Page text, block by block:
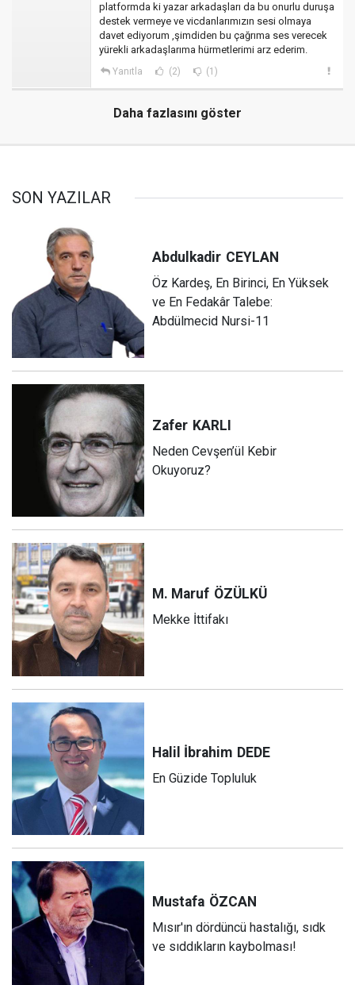
platformda ki yazar arkadaşları da bu onurlu duruşa
destek vermeye ve vicdanlarımızın sesi olmaya
davet ediyorum ,şimdiden bu çağrıma ses verecek
yürekli arkadaşlarıma hürmetlerimi arz ederim.
Yanıtla (2) (1)
Daha fazlasını göster
SON YAZILAR
Abdulkadir CEYLAN
Öz Kardeş, En Birinci, En Yüksek
ve En Fedakâr Talebe:
Abdülmecid Nursi-11
Zafer KARLI
Neden Cevşen’ül Kebir
Okuyoruz?
M. Maruf ÖZÜLKÜ
Mekke İttifakı
Halil İbrahim DEDE
En Güzide Topluluk
Mustafa ÖZCAN
Mısır'ın dördüncü hastalığı, sıdk
ve sıddıkların kaybolması!